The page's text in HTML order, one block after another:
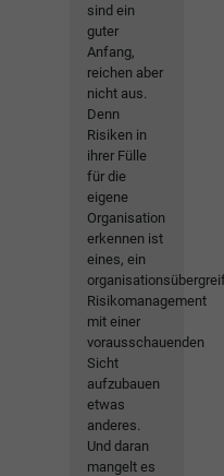
sind ein
guter
Anfang,
reichen aber
nicht aus.
Denn
Risiken in
ihrer Fülle
für die
eigene
Organisation
erkennen ist
eines, ein
Risikomanagement
mit einer
vorausschauenden
Sicht
aufzubauen
etwas
anderes.
Und daran
mangelt es